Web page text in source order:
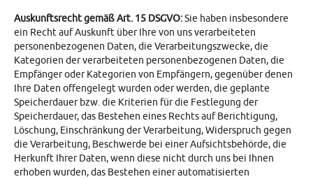
Auskunftsrecht gemäß Art. 15 DSGVO:Sie haben insbesondere
ein Recht auf Auskunft über Ihre von uns verarbeiteten
personenbezogenen Daten, die Verarbeitungszwecke, die
Kategorien der verarbeiteten personenbezogenen Daten, die
Empfänger oder Kategorien von Empfängern, gegenüber denen
Ihre Daten offengelegt wurden oder werden, die geplante
Speicherdauer bzw. die Kriterien für die Festlegung der
Speicherdauer, das Bestehen eines Rechts auf Berichtigung,
Löschung, Einschränkung der Verarbeitung, Widerspruch gegen
die Verarbeitung, Beschwerde bei einer Aufsichtsbehörde, die
Herkunft Ihrer Daten, wenn diese nicht durch uns bei Ihnen
erhoben wurden, das Bestehen einer automatisierten